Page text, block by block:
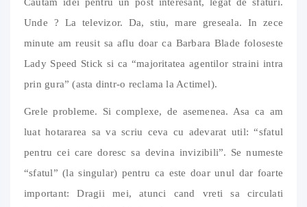
Unde ? La televizor. Da, stiu, mare greseala. In zece
minute am reusit sa aflu doar ca Barbara Blade foloseste
Lady Speed Stick si ca “majoritatea agentilor straini intra
prin gura” (asta dintr-o reclama la Actimel).
Grele probleme. Si complexe, de asemenea. Asa ca am
luat hotararea sa va scriu ceva cu adevarat util: “sfatul
pentru cei care doresc sa devina invizibili”. Se numeste
“sfatul” (la singular) pentru ca este doar unul dar foarte
important: Dragii mei, atunci cand vreti sa circulati